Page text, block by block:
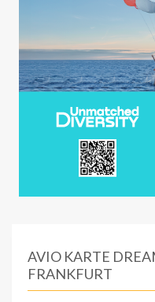
AVIO KARTE
FRANKFURT